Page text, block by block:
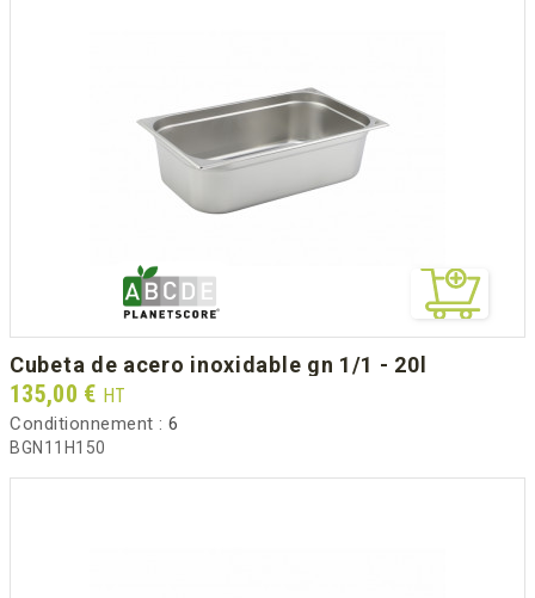
cubeta de acero inoxidable gn 1/1 - 20l
Prix
135,00 € HT
Conditionnement : 6
BGN11H150